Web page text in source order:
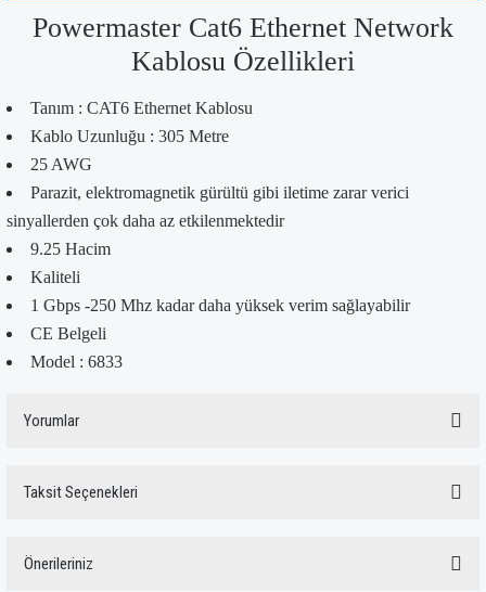
Powermaster Cat6 Ethernet Network
Kablosu Özellikleri
Tanım : CAT6 Ethernet Kablosu
Kablo Uzunluğu : 305 Metre
25 AWG
Parazit, elektromagnetik gürültü gibi iletime zarar verici
sinyallerden çok daha az etkilenmektedir
9.25 Hacim
Kaliteli
1 Gbps -250 Mhz kadar daha yüksek verim sağlayabilir
CE Belgeli
Model : 6833
Yorumlar
Taksit Seçenekleri
Önerileriniz